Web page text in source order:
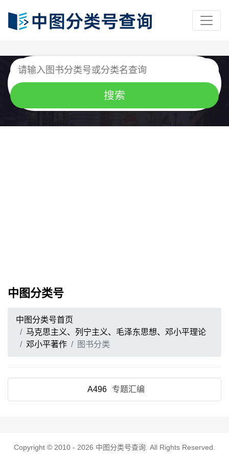
中图分类号
中图分类号首页
马克思主义、列宁主义、毛泽东思想、邓小平理论
邓小平著作
图书分类
A496 专题汇编
Copyright © 2010 - 2026 中图分类号查询 . All Rights Reserved.